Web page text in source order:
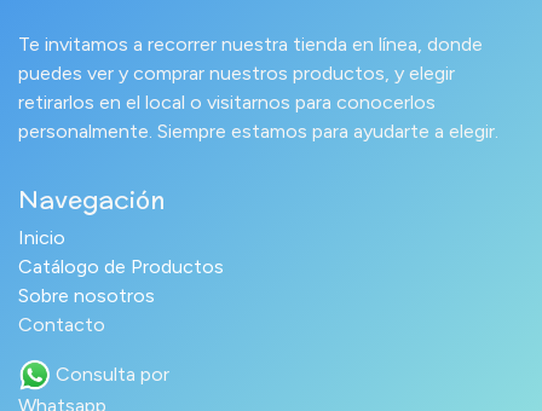
Te invitamos a recorrer nuestra tienda en línea, donde
puedes ver y comprar nuestros productos, y elegir
retirarlos en el local o visitarnos para conocerlos
personalmente. Siempre estamos para ayudarte a elegir.
Navegación
Inicio
Catálogo de Productos
Sobre nosotros
Contacto
Consulta por
Whatsapp